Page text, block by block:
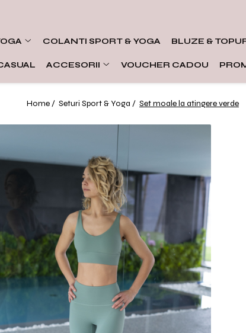
COLANTI SPORT & YOGA BLUZE &
ACCESORII VOUCHER CADOU
Home / Seturi Sport & Yoga / Set moale la atingere verde